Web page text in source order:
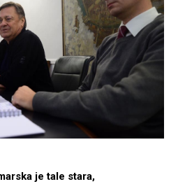
je tale stara,